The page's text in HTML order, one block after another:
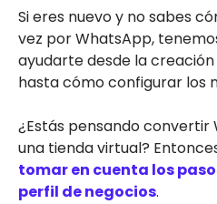
Si eres nuevo y no sabes
vez por WhatsApp,
ayudarte desde la
hasta cómo configurar los
¿Estás pensando convertir
una tienda virtual?
tomar en cuenta los
perfil de negocios.